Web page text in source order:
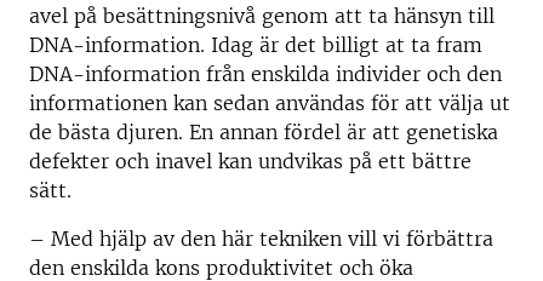
avel på besättningsnivå genom att ta hänsyn till
DNA-information. Idag är det billigt at ta fram
DNA-information från enskilda individer och den
informationen kan sedan användas för att välja ut
de bästa djuren. En annan fördel är att genetiska
defekter och inavel kan undvikas på ett bättre
sätt.
– Med hjälp av den här tekniken vill vi förbättra
den enskilda kons produktivitet och öka